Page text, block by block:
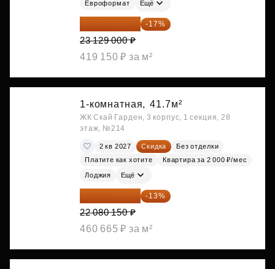
Евроформат Ещё
19 197 070 ₽ -17%
23 129 000 ₽
419 150 ₽ за м²
1-комнатная, 41.7м²
ЖК Скай Гарден, 3 корпус, 1 секция, 28
этаж, №214
2 кв 2027 Скидка
Без отделки
Платите как хотите
Квартира за 2 000 ₽/мес
Лоджия Ещё
19 209 731 ₽ -13%
22 080 150 ₽
460 665 ₽ за м²